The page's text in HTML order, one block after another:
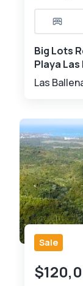
Big Lots
Playa
Las
Sale